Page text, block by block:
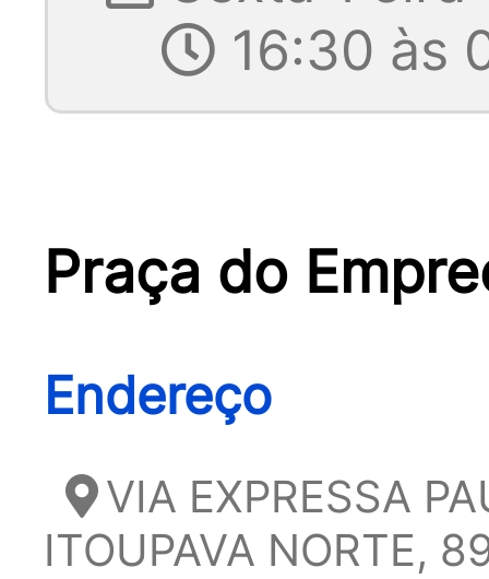
16:30 às
Praça do
Endereço
VIA EXPRESSA
ITOUPAVA NORTE,